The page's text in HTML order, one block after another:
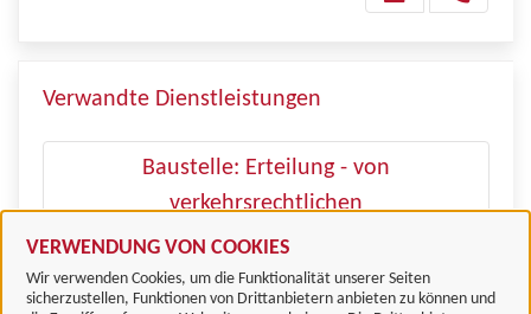
VERWENDUNG VON COOKIES
Wir verwenden Cookies, um die Funktionalität unserer Seiten
sicherzustellen, Funktionen von Drittanbietern anbieten zu können und
Verwandte Dienstleistungen
Baustelle: Erteilung - von
verkehrsrechtlichen
Baustellenanordnungen